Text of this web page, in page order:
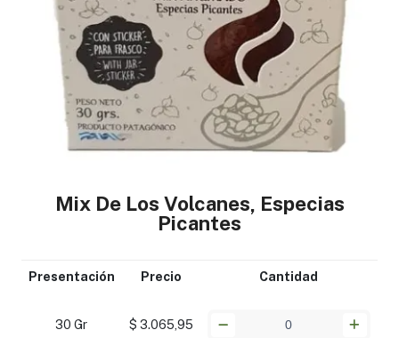
Mix De Los Volcanes, Especias
Picantes
Presentación Precio Cantidad
30 Gr $ 3.065,95